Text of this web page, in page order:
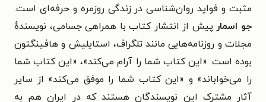
مثبت و فواید روان‌شناسی در زندگی روزمره و حرفه‌ای است.
جو اسمار پیش از انتشار کتاب‌ با همراهی جسامی، نویسنده‌ٔ
مجلات و روزنامه‌هایی مانند تلگراف، استایلیش و هافینگتون
بوده است. «این کتاب شما را آرام می‌کند»، «این کتاب شما
را می‌خواباند» و «این کتاب شما را موفق می‌کند» از سایر
آثار مشترک این نویسندگان هستند که در ایران هم به